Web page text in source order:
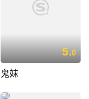
5.0
鬼妹